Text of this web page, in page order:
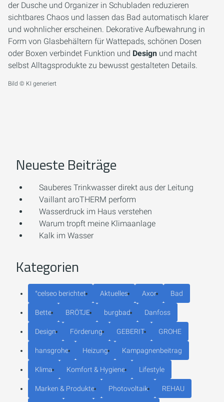
der Dusche und Organizer in Schubladen reduzieren
sichtbares Chaos und lassen das Bad automatisch klarer
und wohnlicher erscheinen. Dekorative Aufbewahrung in
Form von Glasbehältern für Wattepads, schönen Dosen
oder Boxen verbindet Funktion und Design und macht
selbst Alltagsprodukte zu bewusst gestalteten Details.
Bild © KI generiert
Neueste Beiträge
Sauberes Trinkwasser direkt aus der Leitung
Vaillant aroTHERM perform
Wasserdruck im Haus verstehen
Warum tropft meine Klimaanlage
Kalk im Wasser
Kategorien
°celseo berichtet Aktuelles Axor Bad
Bette BRÖTJE burgbad Danfoss
Design Förderung GEBERIT GROHE
hansgrohe Heizung Kampagnenbeitrag
Klima Komfort & Hygiene Lifestyle
Marken & Produkte Photovoltaik REHAU